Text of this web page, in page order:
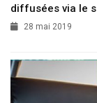
diffusées via le
28 mai 2019